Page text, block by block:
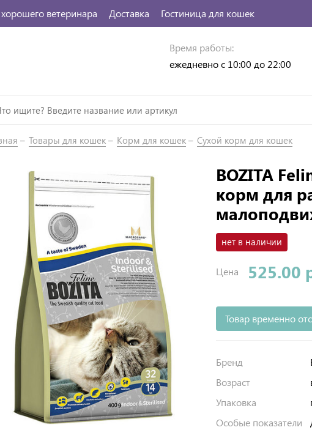
ветеринара Доставка Гостиница для кошек
Время работы:
ежедневно с 10:00 до 22:00
Товары для кошек Корм для кошек Сухой корм для кошек
BOZITA
корм для
нет в наличии
Цена 525.00
Товар временно
Бренд
Возраст
Упаковка
Особые показатели